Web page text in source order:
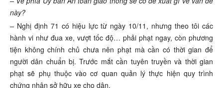
này?
– Nghị định 71 có hiệu lực từ ngày 10/11, nhưng theo tôi các
hành vi như đua xe, vượt tốc độ… phải phạt ngay, còn phương
tiện không chính chủ chưa nên phạt mà cần có thời gian để
người dân chuẩn bị. Trước mắt cần tuyên truyền và thời gian
phạt sẽ phụ thuộc vào cơ quan quản lý thực hiện quy trình
chứng nhận sở hữu xe cho dân.